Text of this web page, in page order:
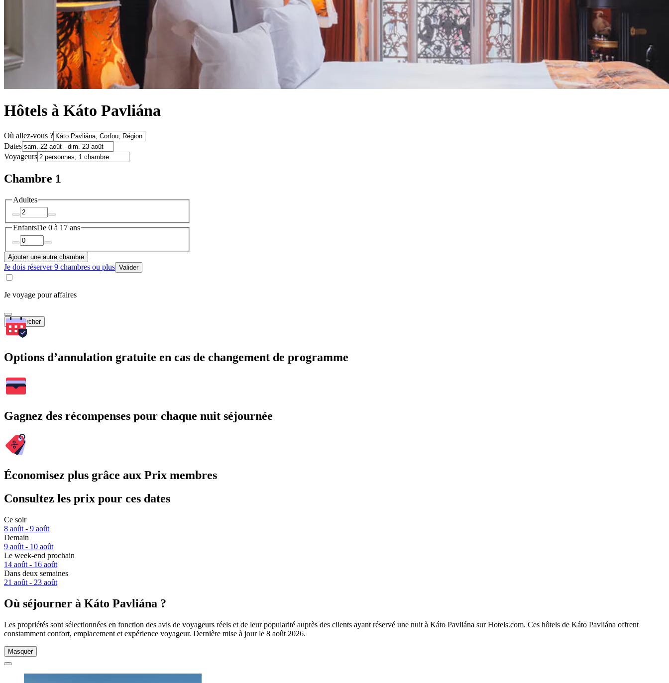
Hôtels à Káto Pavliána
Où allez-vous ?
Dates
Voyageurs
Chambre 1
Adultes
EnfantsDe 0 à 17 ans
Ajouter une autre chambre
Je dois réserver 9 chambres ou plus Valider
Je voyage pour affaires
Rechercher
Options d’annulation gratuite en cas de changement de programme
Gagnez des récompenses pour chaque nuit séjournée
Économisez plus grâce aux Prix membres
Consultez les prix pour ces dates
Ce soir
8 août - 9 août
Demain
9 août - 10 août
Le week-end prochain
14 août - 16 août
Dans deux semaines
21 août - 23 août
Où séjourner à Káto Pavliána ?
Les propriétés sont sélectionnées en fonction des avis de voyageurs réels et de leur popularité auprès des clients ayant réservé une nuit à Káto Pavliána sur Hotels.com. Ces hôtels de Káto Pavliána offrent
constamment confort, emplacement et expérience voyageur. Dernière mise à jour le 8 août 2026.
Masquer